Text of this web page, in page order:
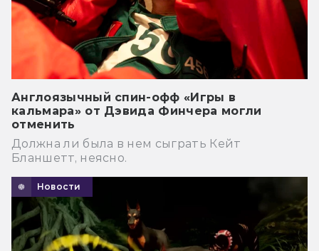
Англоязычный спин-офф «Игры в
кальмара» от Дэвида Финчера могли
отменить
Должна ли была в нем сыграть Кейт
Бланшетт, неясно.
Новости